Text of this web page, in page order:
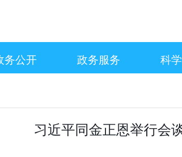
务公开 政务服务 科
习近平同金正恩举行会